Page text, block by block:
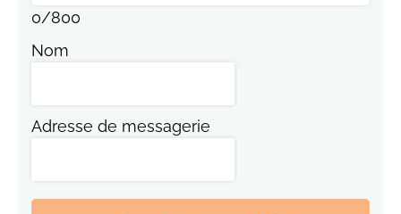
0/800
Nom
Adresse de messagerie